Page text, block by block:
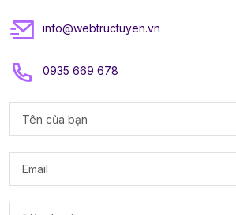
info@webtructuyen.vn
0935 669 678